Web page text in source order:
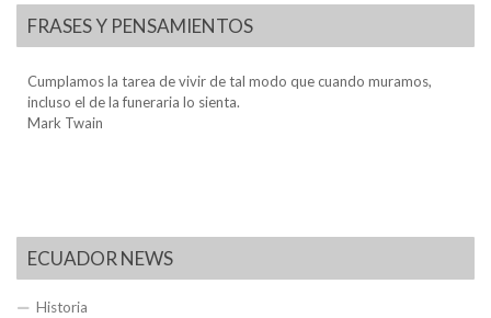
FRASES Y PENSAMIENTOS
Cumplamos la tarea de vivir de tal modo que cuando muramos,
incluso el de la funeraria lo sienta.
Mark Twain
ECUADOR NEWS
Historia